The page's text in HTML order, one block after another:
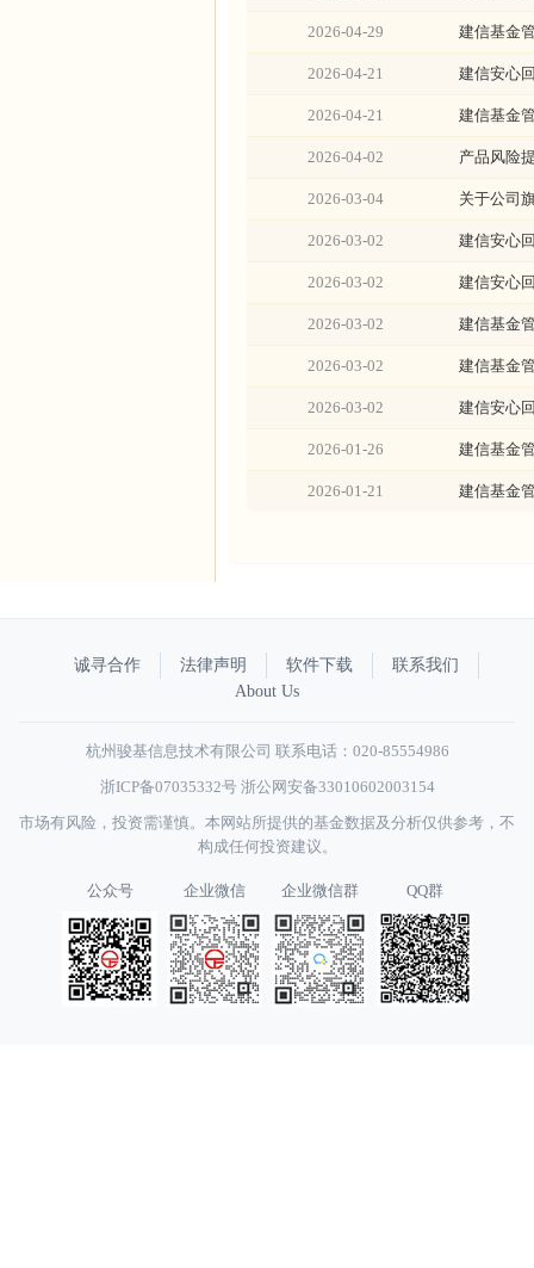
2026-04-29 建信基金
2026-04-21 建信安心
2026-04-21 建信基金
2026-04-02 产品风险
2026-03-04 关于公司
2026-03-02 建信安心
2026-03-02 建信安心
2026-03-02 建信基金
2026-03-02 建信基金
2026-03-02 建信安心
2026-01-26 建信基金
2026-01-21 建信基金
诚寻合作 法律声明 软件下载
联系我们
About Us
杭州骏基信息技术有限公司 联系电话：020-85554986
浙ICP备07035332号 浙公网安备33010602003154
市场有风险，投资需谨慎。本网站所提供的基金数据及分析仅供参考，不
构成任何投资建议。
公众号 企业微信 企业微信群 QQ群